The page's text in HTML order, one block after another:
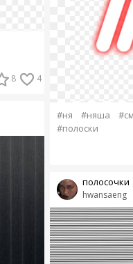
8 4
#ня #няша
#полоски
hwansaeng
полосочки